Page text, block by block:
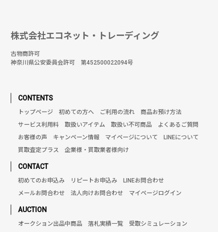
株式会社エコネット・トレーディング
古物商許可
神奈川県公安委員会許可 第452500022094号
CONTENTS
トップページ 初めての方へ ご利用の流れ
商品お預け方法
サービス利用料
取扱いアイテム 取扱い不可商品
よくあるご質問
お客様の声
キャンペーン情報 マイページについて
LINEについて
買取査定プラス
企業様・買取業者様向け
CONTACT
初めてのお申込み リピートお申込み
LINEお問合わせ
メールお問合わせ
法人向けお問合わせ マイページログイン
AUCTION
オークション出品中商品 落札実績一覧
受取シミュレーション